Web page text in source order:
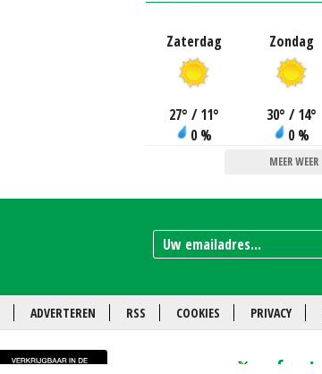
Zaterdag
27° / 11°
0 %
Zondag
30° / 14°
0 %
MEER WEER
ADVERTEREN RSS COOKIES PRIVACY